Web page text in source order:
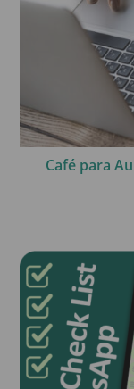
Café para